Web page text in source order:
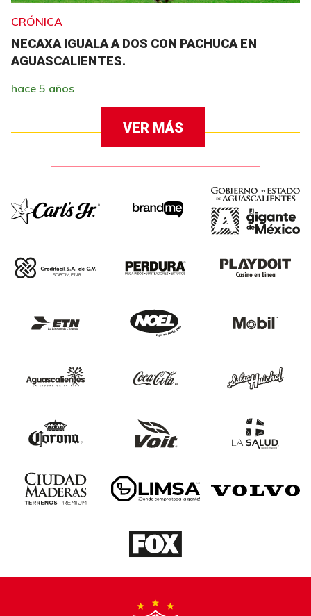
CRÓNICA
NECAXA IGUALA A DOS CON PACHUCA EN
AGUASCALIENTES.
hace 5 años
VER MÁS